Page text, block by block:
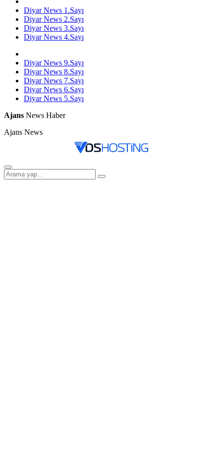
Diyar News 1.Sayı
Diyar News 2.Sayı
Diyar News 3.Sayı
Diyar News 4.Sayı
Diyar News 9.Sayı
Diyar News 8.Sayı
Diyar News 7.Sayı
Diyar News 6.Sayı
Diyar News 5.Sayı
Ajans News Haber
Ajans News